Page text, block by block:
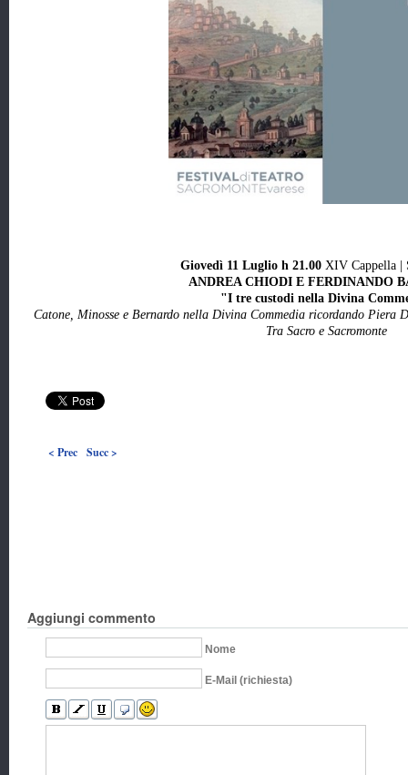
Giovedì 11 Luglio h 21.00 XIV Cappella |
ANDREA CHIODI E FERDINANDO
"I tre custodi nella Divina
Catone, Minosse e Bernardo nella Divina Commedia ricordando Piera
Tra Sacro e Sacromonte
< Prec Succ >
Aggiungi commento
Nome
E-Mail (richiesta)